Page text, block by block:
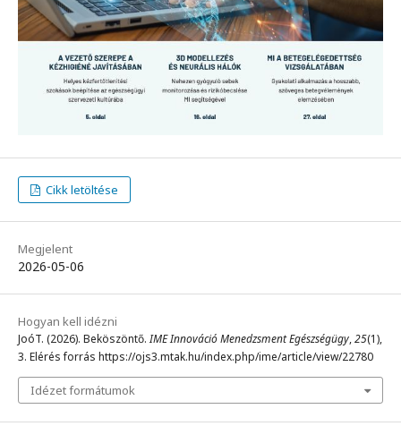
Cikk letöltése
Megjelent
2026-05-06
Hogyan kell idézni
JoóT. (2026). Beköszöntő.IME Innováció Menedzsment Egészségügy,25(1),
3. Elérés forrás https://ojs3.mtak.hu/index.php/ime/article/view/22780
Idézet formátumok